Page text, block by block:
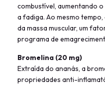
combustível, aumentando
a fadiga. Ao mesmo
da massa muscular, um
programa de
Bromelina (20 mg)
Extraída do ananás, a
propriedades anti-